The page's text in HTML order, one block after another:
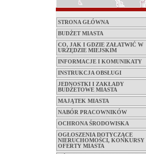
STRONA GŁÓWNA
BUDŻET MIASTA
CO, JAK I GDZIE ZAŁATWIĆ W
URZĘDZIE MIEJSKIM
INFORMACJE I KOMUNIKATY
INSTRUKCJA OBSŁUGI
JEDNOSTKI I ZAKŁADY
BUDŻETOWE MIASTA
MAJĄTEK MIASTA
NABÓR PRACOWNIKÓW
OCHRONA ŚRODOWISKA
OGŁOSZENIA DOTYCZĄCE
NIERUCHOMOŚCI, KONKURSY
OFERTY MIASTA